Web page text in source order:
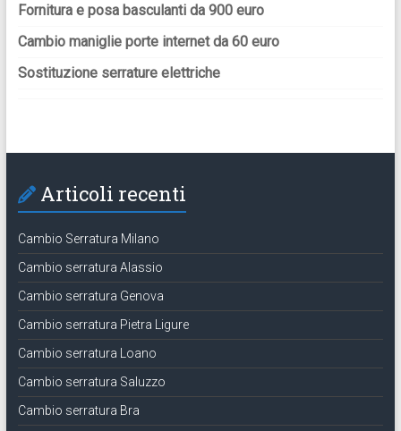
Fornitura e posa basculanti da 900 euro
Cambio maniglie porte internet da 60 euro
Sostituzione serrature elettriche
Articoli recenti
Cambio Serratura Milano
Cambio serratura Alassio
Cambio serratura Genova
Cambio serratura Pietra Ligure
Cambio serratura Loano
Cambio serratura Saluzzo
Cambio serratura Bra